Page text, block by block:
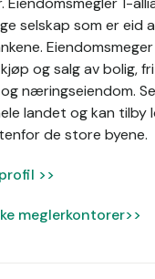
selskap som er eid
og salg av bolig,
næringseiendom.
landet og kan tilby
de store byene.
>>
meglerkontorer>>